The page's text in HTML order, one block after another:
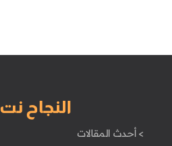
النجاح نت
> أحدث المقالات